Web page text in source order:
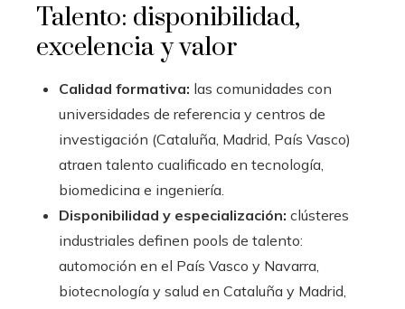
Talento: disponibilidad,
excelencia y valor
Calidad formativa: las comunidades con
universidades de referencia y centros de
investigación (Cataluña, Madrid, País Vasco)
atraen talento cualificado en tecnología,
biomedicina e ingeniería.
Disponibilidad y especialización: clústeres
industriales definen pools de talento:
automoción en el País Vasco y Navarra,
biotecnología y salud en Cataluña y Madrid,